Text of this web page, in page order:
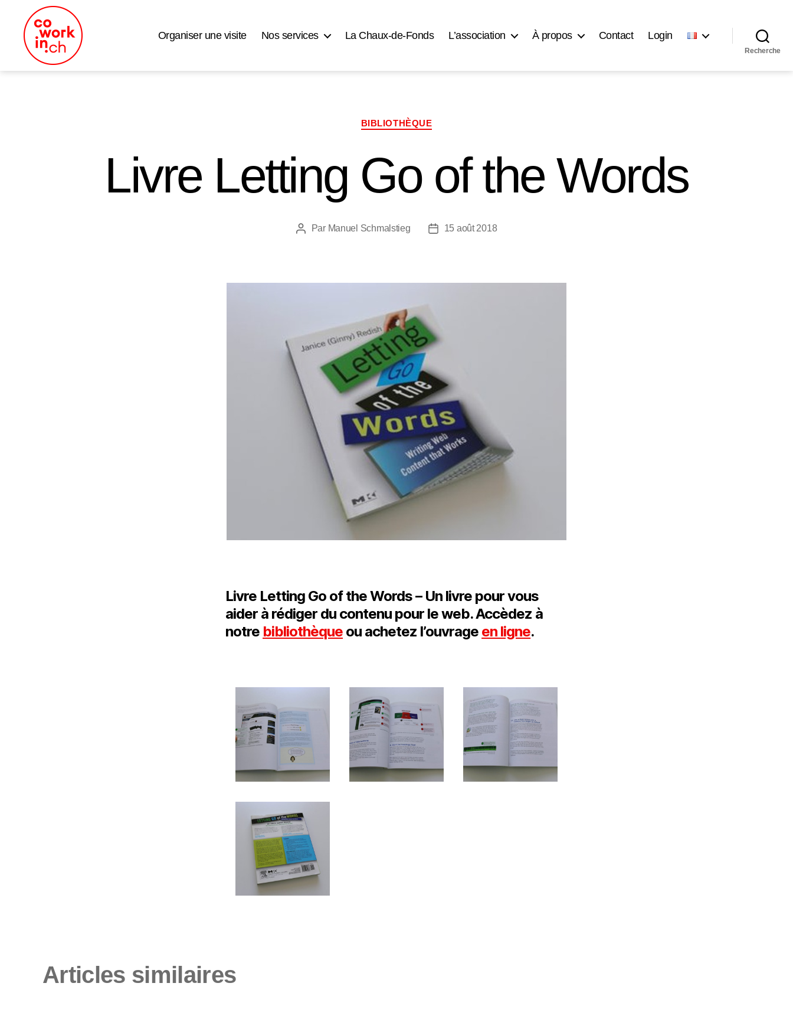
Coworking
Organiser une visite Nos services La Chaux-de-Fonds L’association À propos Contact Login
Recherche
Catégories
BIBLIOTHÈQUE
Livre Letting Go of the Words
Auteur
Par Manuel Schmalstieg
Date15 août 2018
Livre Letting Go of the Words– Un livre pour vous
aider à rédiger du contenu pour le web. Accèdez à
notre bibliothèque ou achetez l’ouvrage en ligne.
Articles similaires